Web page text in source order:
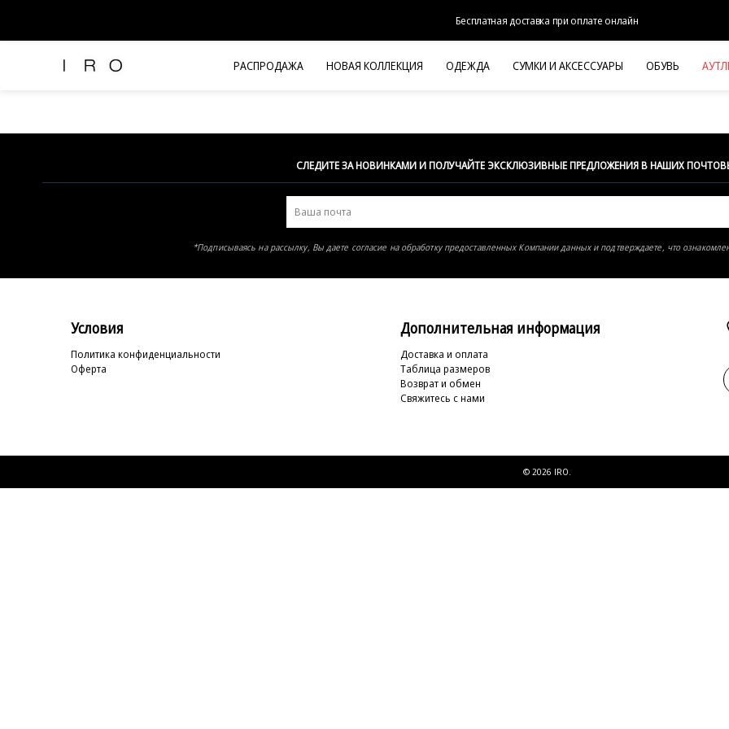
Бесплатная доставка при оплате онлайн
РАСПРОДАЖА НОВАЯ КОЛЛЕКЦИЯ ОДЕЖДА
Юбки и шорты
Футболки
Верхняя одежда
Трикотаж
Вся одежда
КОЖА
ДЕНИМ
ДЛЯ НЕГО
HALINE
СУМКИ И АКСЕССУАРЫ ОБУВЬ
Элемент не найден
СЛЕДИТЕ ЗА НОВИНКАМИ И ПОЛУЧАЙТЕ ЭКСКЛЮЗИВНЫЕ ПРЕДЛОЖЕНИЯ В НАШИХ
*Подписываясь на рассылку, Вы даете согласие на обработку предоставленных Компании данных и подтверждаете, что
Условия
Политика конфиденциальности
Оферта
Дополнительная информация
Доставка и оплата
Таблица размеров
Возврат и обмен
Свяжитесь с нами
© 2026 IRO.